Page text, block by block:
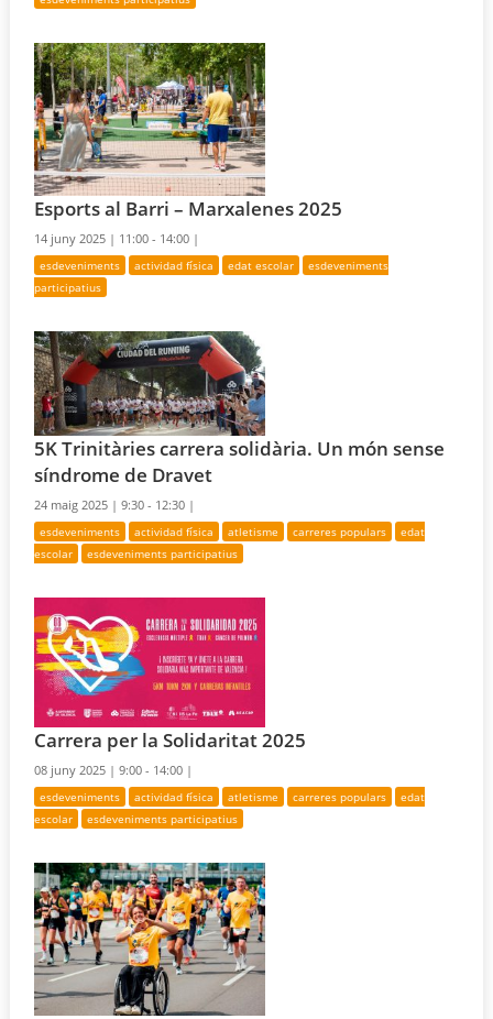
Esports al Barri – Marxalenes 2025
14 juny 2025 | 11:00 - 14:00 |
esdeveniments actividad física edat escolar
esdeveniments
participatius
5K Trinitàries carrera solidària. Un món sense
síndrome de Dravet
24 maig 2025 |9:30 - 12:30 |
esdeveniments actividad física atletisme carreres populars
edat
escolar
esdeveniments participatius
Carrera per la Solidaritat 2025
08 juny 2025 |9:00 - 14:00 |
esdeveniments actividad física atletisme carreres populars
edat
escolar
esdeveniments participatius